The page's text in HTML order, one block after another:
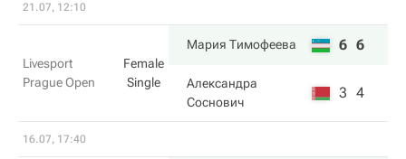
21.07, 12:10
Livesport
Prague Open
Female
Single
Мария Тимофеева 6 6
Александра
Соснович
3 4
16.07, 17:40